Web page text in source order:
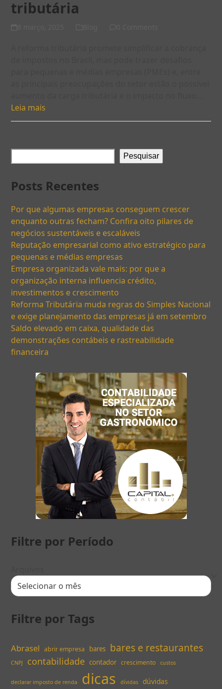
tributária
Leia mais
Pesquisar
Posts Recentes
Por que algumas empresas conseguem crescer
enquanto outras fecham? Confira oito pilares de
negócios sustentáveis e escaláveis
Reputação empresarial como ativo estratégico para
pequenas e médias empresas
Empresa organizada vale mais: por que a
organização interna influencia crédito,
investimentos e crescimento
Reforma Tributária muda regras do Simples Nacional
e exige planejamento das empresas já em setembro
Saldo elevado em caixa, qualidade das
demonstrações contábeis e rastreabilidade
financeira
Filtre por Período
Filtre por Tags
Abrasel abrir empresa bares bares e restaurantes
CNPJ contabilidade contador crescimento custos
declarar imposto de renda dicas dívidas dúvidas